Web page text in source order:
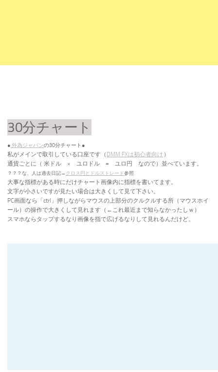
30分チャート
● 外為ジャパンの30分チャート●
私がメインで取引している口座です（ DMM FXは初心者向け ）
通貨ごとに（ 米ドル × ユロドル = ユロ円 なので）並べています。
？？？な、人は過去日記→ クロス円とドルストレード参照
大事な指標がある時にだけチャート画像内に指標を書いてます。
文字が小さいですが見たい場合は大きくして見て下さい。
PC画面なら「ctrl」押しながらマウスの上部分のクルクルする所（マウスホイ
ール）の操作で大きくして見れます（←これ最近まで知らなかったしｗ）
スマホならタップするなり画像を指で広げるなりして見れるんだけど。